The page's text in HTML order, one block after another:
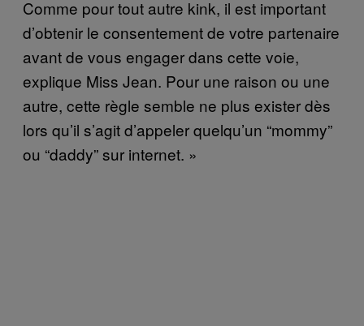
Comme pour tout autre kink, il est important
d’obtenir le consentement de votre partenaire
avant de vous engager dans cette voie,
explique Miss Jean. Pour une raison ou une
autre, cette règle semble ne plus exister dès
lors qu’il s’agit d’appeler quelqu’un “mommy”
ou “daddy” sur internet. »